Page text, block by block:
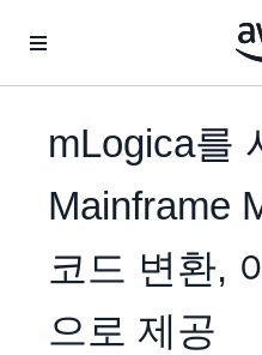
mLogica를
Mainframe
코드 변환,
으로 제공